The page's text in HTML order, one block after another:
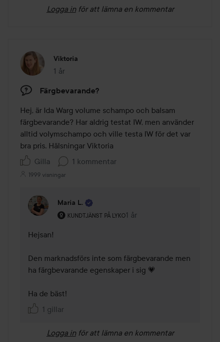
Logga in för att lämna en kommentar
Viktoria
1 år
Inlägget skapades 1 år
Färgbevarande?
Hej, är Ida Warg volume schampo och balsam
färgbevarande? Har aldrig testat IW, men använder
alltid volymschampo och ville testa IW för det var
bra pris. Hälsningar Viktoria
Gilla
1 kommentar
1999 visningar
Maria L.
KUNDTJÄNST PÅ LYKO
Användarens roll: Kundtjänst på Lyko.
1 år
Kommentaren lades 1 år
Hejsan!
Den marknadsförs inte som färgbevarande men
ha färgbevarande egenskaper i sig 💗
Ha de bäst!
1 gillar
Logga in för att lämna en kommentar